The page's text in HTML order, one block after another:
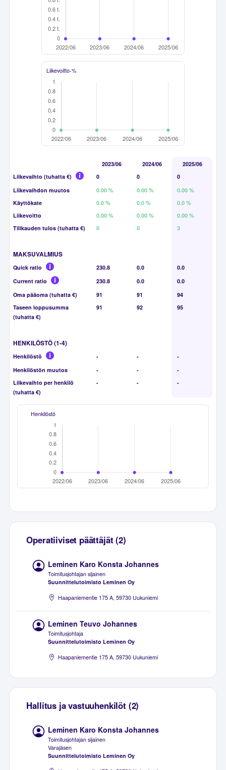
Liikevoitto-%
2023/06 2024/06
2025/06
Liikevaihto (tuhatta €)
0 0
0
Liikevaihdon muutos
0.00 % 0.00 %
0.00 %
Käyttökate
0.0 % 0.0 %
0.0 %
Liikevoitto
0.00 % 0.00 %
0.00 %
Tilikauden tulos (tuhatta €)
0 0 3
MAKSUVALMIUS
Quick ratio 230.8 0.0
0.0
Current ratio
230.8 0.0
0.0
Oma pääoma (tuhatta €)
91 91
94
Taseen loppusumma
(tuhatta €)
91 92 95
HENKILÖSTÖ (1-4)
Henkilöstö - -
-
Henkilöstön muutos
- -
-
Liikevaihto per henkilö
(tuhatta €)
- - -
Henkilöstö
Operatiiviset päättäjät (2)
Leminen Karo Konsta Johannes
Toimitusjohtajan sijainen
Suunnittelutoimisto Leminen Oy
Haapaniementie 175 A, 59730 Uukuniemi
Leminen Teuvo Johannes
Toimitusjohtaja
Suunnittelutoimisto Leminen Oy
Haapaniementie 175 A, 59730 Uukuniemi
Hallitus ja vastuuhenkilöt (2)
Leminen Karo Konsta Johannes
Toimitusjohtajan sijainen
Varajäsen
Suunnittelutoimisto Leminen Oy